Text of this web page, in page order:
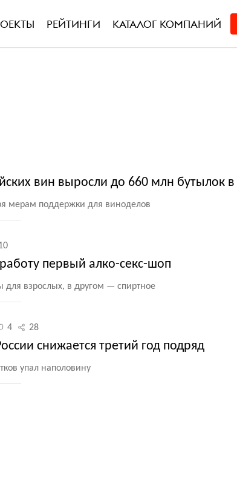
РЕЙТИНГИ КАТАЛОГ КОМПАНИЙ
вин выросли до 660 млн бутылок в
мерам поддержки для виноделов
первый алко-секс-шоп
взрослых, в другом — спиртное
4 28
снижается третий год подряд
упал наполовину